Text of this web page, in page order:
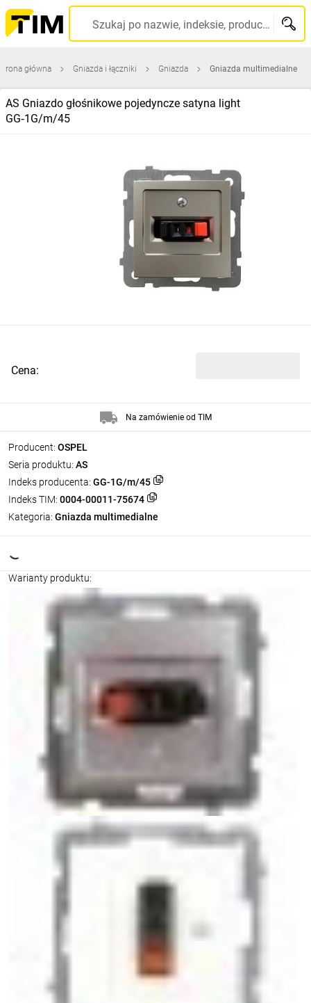
Szukaj po nazwie, indeksie, producencie, kodzie kreskowym...
główna Gniazda i łączniki Gniazda Gniazda multimedialne
AS Gniazdo głośnikowe pojedyncze satyna light
GG‑1G/m/45
Producent: OSPEL
Seria produktu: AS
Indeks producenta: GG-1G/m/45
Indeks TIM: 0004-00011-75674
Kategoria: Gniazda multimedialne
Warianty produktu:
Cena:
Na zamówienie od TIM